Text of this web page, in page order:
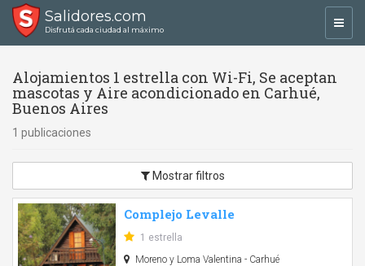
Salidores.com
Disfrutá cada ciudad al máximo
Alojamientos 1 estrella con Wi-Fi, Se aceptan
mascotas y Aire acondicionado en Carhué,
Buenos Aires
1 publicaciones
Mostrar filtros
Complejo Levalle
1 estrella
Moreno y Loma Valentina - Carhué